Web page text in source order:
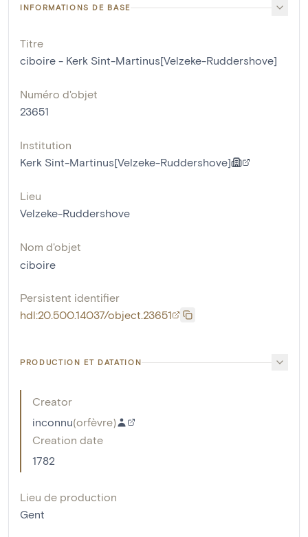
INFORMATIONS DE BASE
Titre
ciboire - Kerk Sint-Martinus[Velzeke-Ruddershove]
Numéro d'objet
23651
Institution
Kerk Sint-Martinus[Velzeke-Ruddershove]
Lieu
Velzeke-Ruddershove
Nom d'objet
ciboire
Persistent identifier
hdl:20.500.14037/object.23651
PRODUCTION ET DATATION
Creator
inconnu(orfèvre)
Creation date
1782
Lieu de production
Gent